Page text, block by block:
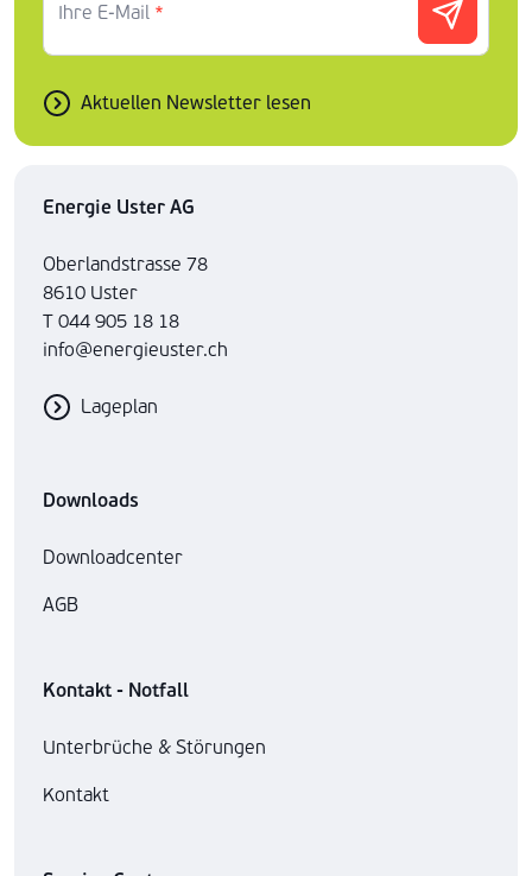
Ihre E-Mail *
Aktuellen Newsletter lesen
Energie Uster AG
Oberlandstrasse 78
8610 Uster
T 044 905 18 18
info@energieuster.ch
Lageplan
Downloads
Downloadcenter
AGB
Kontakt - Notfall
Unterbrüche & Störungen
Kontakt